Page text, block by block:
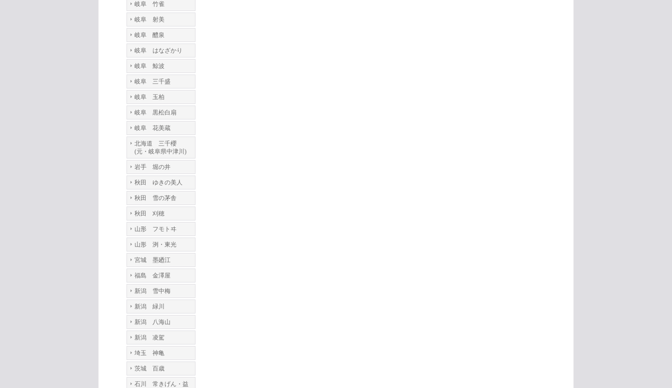
岐阜 竹雀
岐阜 射美
岐阜 醴泉
岐阜 はなざかり
岐阜 鯨波
岐阜 三千盛
岐阜 玉柏
岐阜 黒松白扇
岐阜 花美蔵
北海道 三千櫻
(元・岐阜県中津川)
岩手 堀の井
秋田 ゆきの美人
秋田 雪の茅舎
秋田 刈穂
山形 フモトヰ
山形 洌・東光
宮城 墨廼江
福島 金澤屋
新潟 雪中梅
新潟 緑川
新潟 八海山
新潟 凌駕
埼玉 神亀
茨城 百歳
石川 常きげん・益